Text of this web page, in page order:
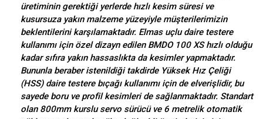
üretiminin gerektiği yerlerde hızlı kesim süresi ve
kusursuza yakın malzeme yüzeyiyle müşterilerimizin
beklentilerini karşılamaktadır. Elmas uçlu daire testere
kullanımı için özel dizayn edilen BMDO 100 XS hızlı olduğu
kadar sıfıra yakın hassaslıkta da kesimler yapmaktadır.
Bununla beraber istenildiği takdirde Yüksek Hız Çeliği
(HSS) daire testere bıçağı kullanımı için de elverişlidir, bu
sayede boru ve profil kesimleri de sağlanmaktadır. Standart
olan 800mm kurslu servo sürücü ve 6 metrelik otomatik